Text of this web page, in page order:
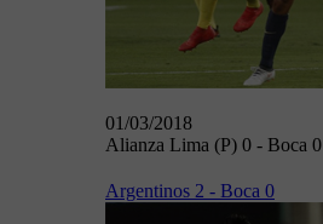
01/03/2018
Alianza Lima (P) 0 - Boca 0
Argentinos 2 - Boca 0